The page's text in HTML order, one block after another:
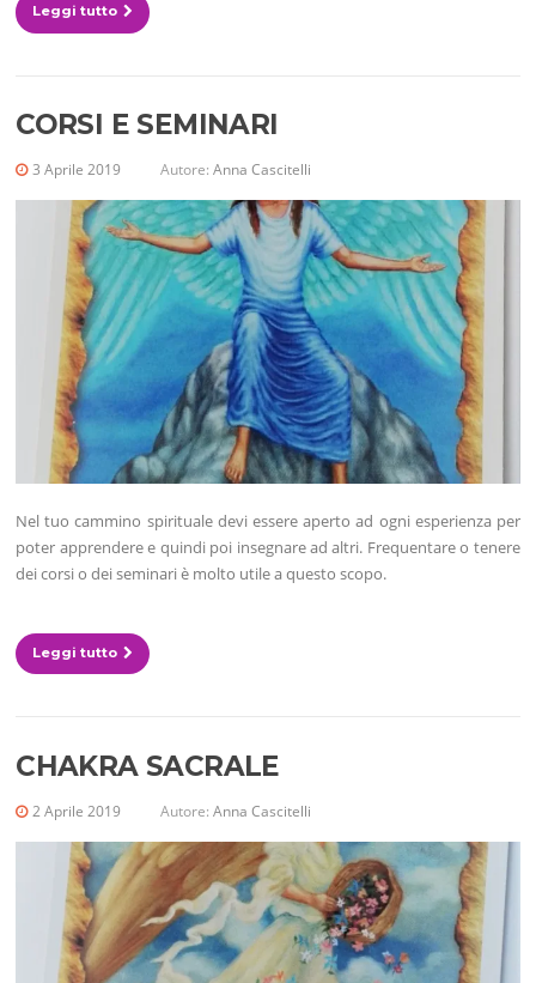
Leggi tutto
CORSI E SEMINARI
3 Aprile 2019 Autore:Anna Cascitelli
Nel tuo cammino spirituale devi essere aperto ad ogni esperienza per
poter apprendere e quindi poi insegnare ad altri. Frequentare o tenere
dei corsi o dei seminari è molto utile a questo scopo.
Leggi tutto
CHAKRA SACRALE
2 Aprile 2019 Autore:Anna Cascitelli